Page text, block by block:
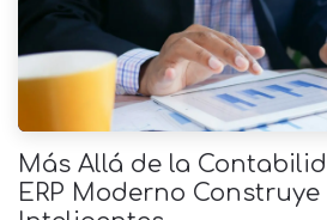
Más Allá de la
ERP Moderno